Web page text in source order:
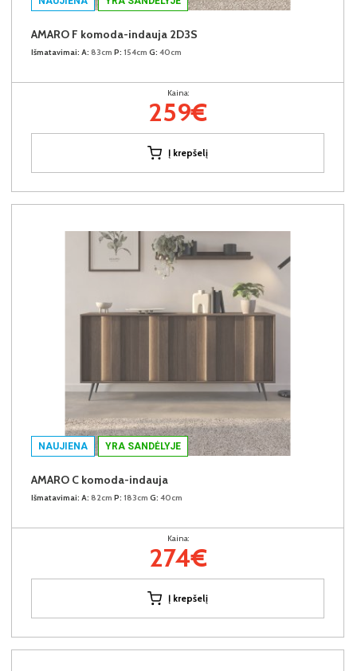
AMARO F komoda-indauja 2D3S
Išmatavimai: A: 83cm P: 154cm G: 40cm
Kaina:
259€
Į krepšelį
NAUJIENA YRA SANDĖLYJE
AMARO C komoda-indauja
Išmatavimai: A: 82cm P: 183cm G: 40cm
Kaina:
274€
Į krepšelį